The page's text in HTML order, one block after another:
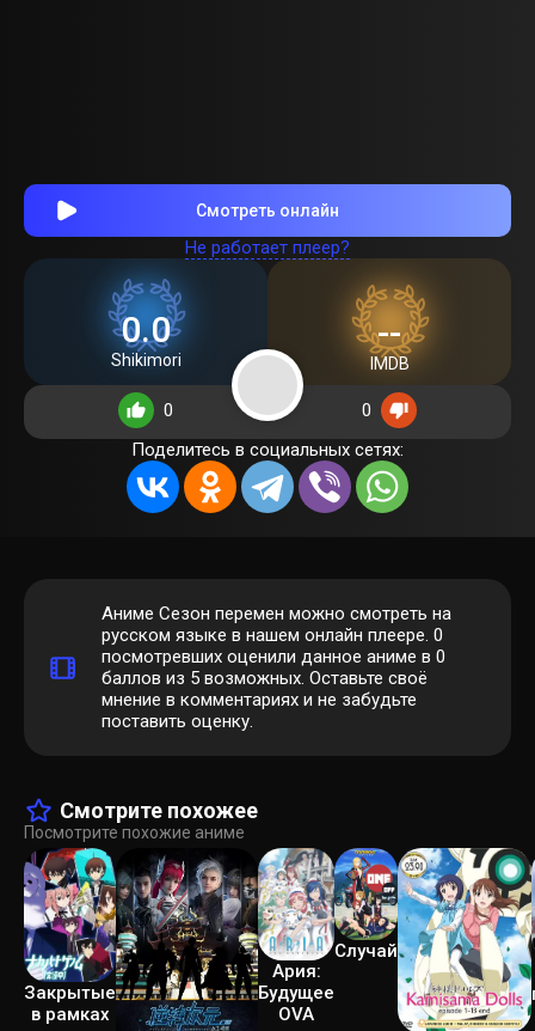
Смотреть онлайн
Не работает плеер?
0.0
Shikimori
--
IMDB
0
0
Поделитесь в социальных сетях:
Аниме Сезон перемен можно смотреть на
русском языке в нашем онлайн плеере. 0
посмотревших оценили данное аниме в 0
баллов из 5 возможных. Оставьте своё
мнение в комментариях и не забудьте
поставить оценку.
Смотрите похожее
Посмотрите похожие аниме
Закрытые
в рамках
Ария:
Будущее
OVA
Случай